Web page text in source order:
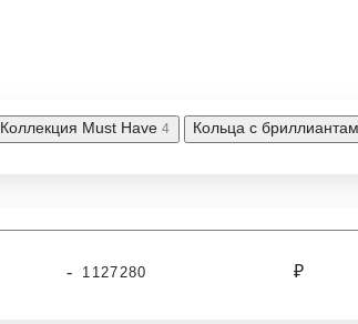
Коллекция Must Have 4 Кольца с
- ₽